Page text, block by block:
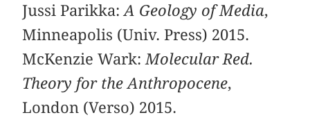
Jussi Parikka: A Geology of Media,
Minneapolis (Univ. Press) 2015.
McKenzie Wark: Molecular Red.
Theory for the Anthropocene,
London (Verso) 2015.